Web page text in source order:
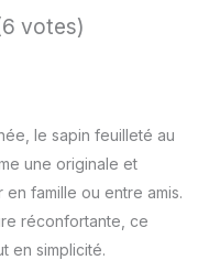
votes)
le sapin feuilleté au
une originale et
famille ou entre amis.
réconfortante, ce
en simplicité.